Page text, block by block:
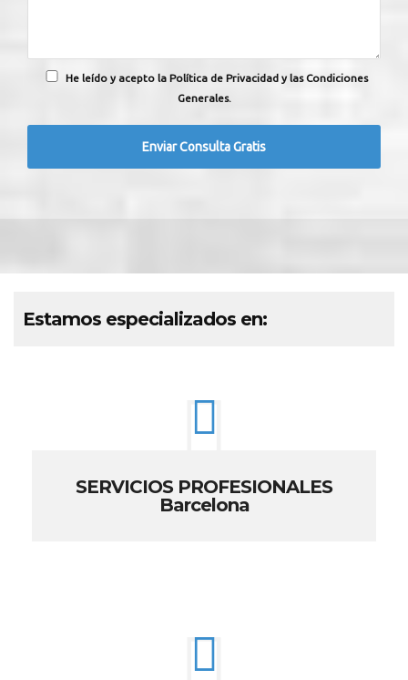
He leído y acepto la Política de Privacidad y las Condiciones
Generales.
Estamos especializados en:
SERVICIOS PROFESIONALES
Barcelona